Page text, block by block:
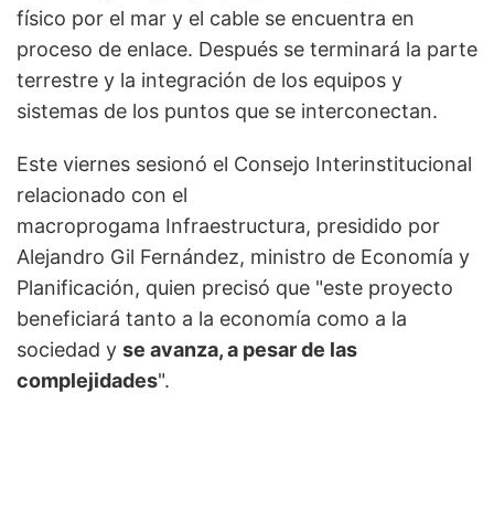
físico por el mar y el cable se encuentra en
proceso de enlace. Después se terminará la parte
terrestre y la integración de los equipos y
sistemas de los puntos que se interconectan.
Este viernes sesionó el Consejo Interinstitucional
relacionado con el
macroprogama Infraestructura, presidido por
Alejandro Gil Fernández, ministro de Economía y
Planificación, quien precisó que "este proyecto
beneficiará tanto a la economía como a la
sociedad y se avanza, a pesar de las
complejidades".